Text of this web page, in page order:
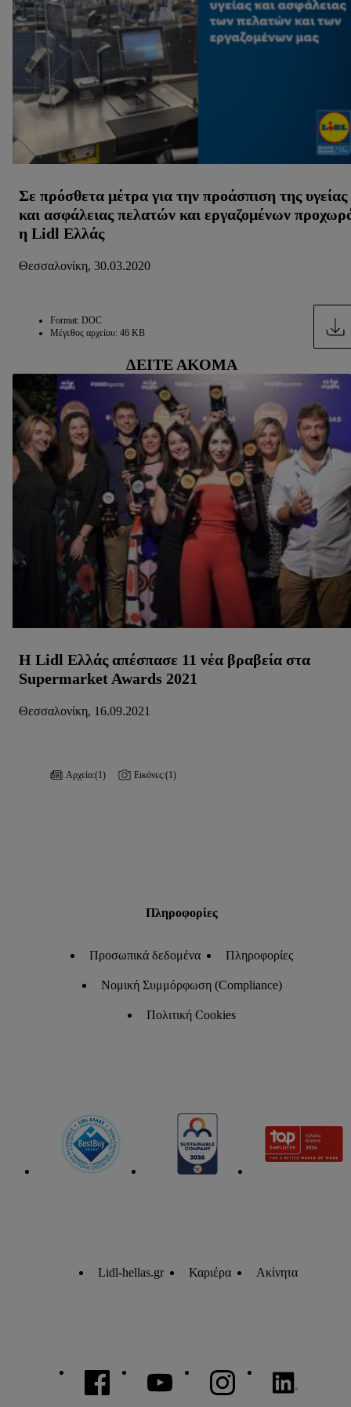
Σε πρόσθετα μέτρα για την προάσπιση της υγείας
και ασφάλειας πελατών και εργαζομένων
η Lidl Ελλάς
Θεσσαλονίκη, 30.03.2020
Format: DOC
Μέγεθος αρχείου: 46 KB
ΔΕΊΤΕ ΑΚΌΜΑ
H Lidl Ελλάς απέσπασε 11 νέα βραβεία στα
Supermarket Awards 2021
Θεσσαλονίκη, 16.09.2021
Αρχεία:(1) Εικόνες:(1)
Πληροφορίες
Προσωπικά δεδομένα Πληροφορίες
Νομική Συμμόρφωση (Compliance)
Πολιτική Cookies
Lidl-hellas.gr Καριέρα Ακίνητα
επεξεργασία για όλους τους προαναφερθέντες σκοπούς.
Περαιτέρω πληροφορίες, μεταξύ άλλων για την περίοδο
αποθήκευσης των δεδομένων και το δικαίωμά σας να
ανακαλέσετε τη συγκατάθεσή σας ανά πάσα στιγμή με ισχύ
για το μέλλον, μπορείτε να βρείτε στην
μας.Μπορείτε να βρείτε τα νομικά στοιχεία της εταιρείας μας
εδώ.